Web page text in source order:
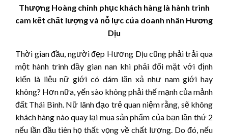
Thượng Hoàng chinh phục khách hàng là hành trình
cam kết chất lượng và nỗ lực của doanh nhân Hương
Dịu
Thời gian đầu, người đẹp Hương Dịu cũng phải trải qua
một hành trình đầy gian nan khi phải đối mặt với định
kiến là liệu nữ giới có dám lăn xả như nam giới hay
không? Hơn nữa, yến sào không phải thế mạnh của mảnh
đất Thái Bình. Nữ lãnh đạo trẻ quan niệm rằng, sẽ không
khách hàng nào quay lại mua sản phẩm của bạn lần thứ 2
nếu lần đầu tiên họ thất vọng về chất lượng. Do đó, nếu